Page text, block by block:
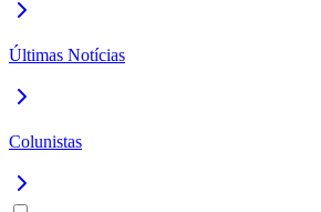
Últimas Notícias
Colunistas